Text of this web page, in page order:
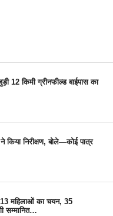
12 किमी ग्रीनफील्ड बाईपास का
निरीक्षण, बोले—कोई पात्र
13 महिलाओं का चयन, 35
सम्मानित…